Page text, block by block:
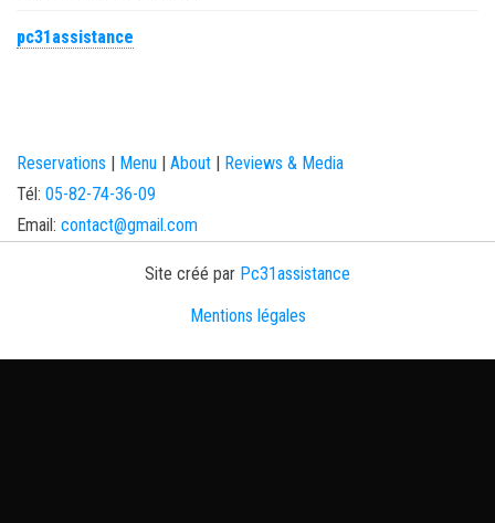
pc31assistance
Reservations | Menu | About | Reviews & Media
Tél: 05-82-74-36-09
Email: contact@gmail.com
Site créé par Pc31assistance
Mentions légales